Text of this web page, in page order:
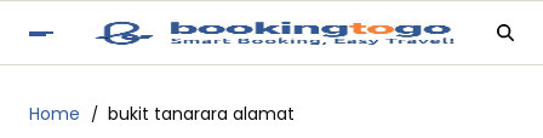
Home bukit tanarara alamat